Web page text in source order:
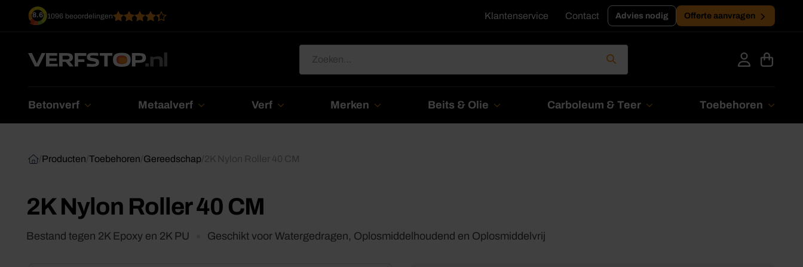
8.6 1096 beoordelingen Klantenservice Contact Advies nodig Offerte aanvragen
naar:
Betonverf Metaalverf Verf Merken Beits & Olie Carboleum & Teer Toebehoren
Producten Toebehoren Gereedschap 2K Nylon Roller 40 CM
2K Nylon Roller 40 CM
Bestand tegen 2K Epoxy en 2K PU Geschikt voor Watergedragen, Oplosmiddelhoudend en Oplosmiddelvrij